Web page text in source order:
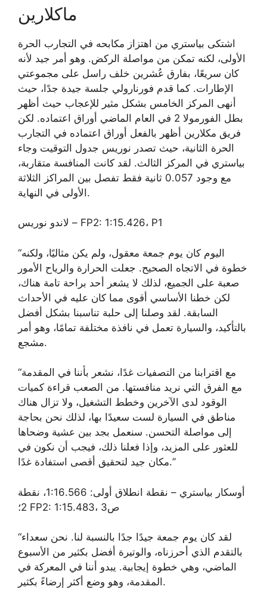
ماكلارين
اشتكى بياستري من اهتزاز مكابحه في التجارب الحرة
الأولى، لكنه تمكن من مواصلة الركض. وهو أمر جيد لأنه
كان سريعًا، بفارق عُشرين خلف راسل على مجموعتي
الإطارات. كما قدم فورنارولي جلسة جيدة جدًا، حيث
أنهى المركز الخامس بشكل مثير للإعجاب حيث أظهر
بطل الفورمولا 2 في العام الماضي أوراق اعتماده. لكن
فريق مكلارين أظهر بالفعل أوراق اعتماده في التجارب
الحرة الثانية، حيث تصدر نوريس جدول التوقيت وجاء
بياستري في المركز الثالث. لقد كانت المنافسة متقاربة،
مع وجود 0.057 ثانية فقط تفصل بين المراكز الثلاثة
الأولى في النهاية.
لاندو نوريس – FP2: 1:15.426، P1
“اليوم كان يوم جمعة معقول، ولم يكن مثاليًا، ولكنه
خطوة في الاتجاه الصحيح. جعلت الحرارة والرياح الأمور
صعبة على الجميع، لذلك لا يشعر أحد براحة تامة هناك،
لكن خطنا الأساسي أقوى مما كان عليه في الأحداث
السابقة. لقد وصلنا إلى حلبة تناسبنا بشكل أفضل
بالتأكيد، والسيارة تعمل في نافذة مختلفة تمامًا، وهو أمر
مشجع.
“مع اقترابنا من التصفيات غدًا، نشعر بأننا في المقدمة
مع الفرق التي نريد منافستها. من الصعب قراءة كميات
الوقود لدى الآخرين وخطط التشغيل، ولا تزال هناك
مناطق في السيارة لست سعيدًا بها، لذلك نحن بحاجة
إلى مواصلة التحسن. سنعمل بجد بين عشية وضحاها
للعثور على المزيد، وإذا فعلنا ذلك، فيجب أن نكون في
مكان جيد لتحقيق أقصى استفادة غدًا.”
أوسكار بياستري – نقطة انطلاق أولى: 1:16.566، نقطة
2؛ FP2: 1:15.483، ص3
“لقد كان يوم جمعة جيدًا جدًا بالنسبة لنا. نحن سعداء
بالتقدم الذي أحرزناه، والوتيرة أفضل بكثير من الأسبوع
الماضي، وهي خطوة إيجابية. يبدو أننا في المعركة في
المقدمة، وهو وضع أكثر إرضاءً بكثير.